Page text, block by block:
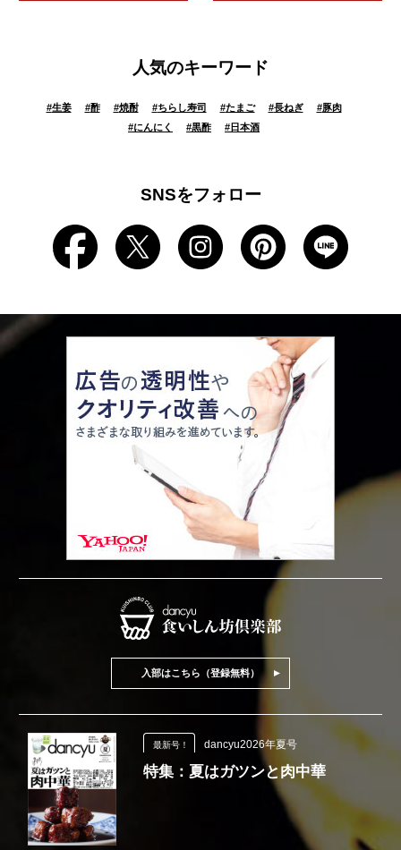
人気のキーワード
#生姜 #酢 #焼酎 #ちらし寿司 #たまご #長ねぎ #豚肉
#にんにく #黒酢 #日本酒
SNSをフォロー
入部はこちら（登録無料）
最新号！ dancyu2026年夏号
特集：夏はガツンと肉中華